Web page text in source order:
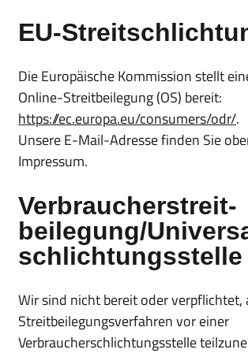
EU-
Die Europäische Kommission stellt
Online-Streitbeilegung (OS) bereit:
https://ec.europa.eu/consumers/odr/.
Unsere E-Mail-Adresse finden Sie
Impressum.
Verbraucher­streit­
beilegung/
schlichtungs­stelle
Wir sind nicht bereit oder verpflichtet,
Streitbeilegungsverfahren vor einer
Verbraucherschlichtungsstelle